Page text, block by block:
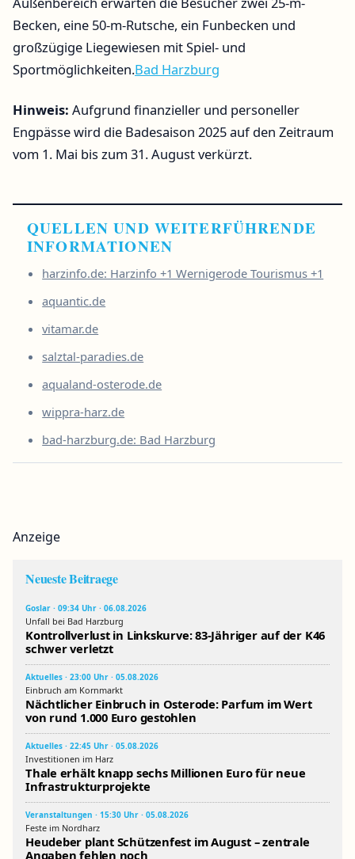
Becken, eine 50-m-Rutsche, ein Funbecken und
großzügige Liegewiesen mit Spiel- und
Sportmöglichkeiten.Bad Harzburg
Hinweis: Aufgrund finanzieller und personeller
Engpässe wird die Badesaison 2025 auf den Zeitraum
vom 1. Mai bis zum 31. August verkürzt.
QUELLEN UND WEITERFÜHRENDE
INFORMATIONEN
harzinfo.de: Harzinfo +1 Wernigerode Tourismus +1
aquantic.de
vitamar.de
salztal-paradies.de
aqualand-osterode.de
wippra-harz.de
bad-harzburg.de: Bad Harzburg
Anzeige
Neueste Beitraege
Goslar · 09:34 Uhr · 06.08.2026
Unfall bei Bad Harzburg
Kontrollverlust in Linkskurve: 83-Jähriger auf der K46
schwer verletzt
Aktuelles · 23:00 Uhr · 05.08.2026
Einbruch am Kornmarkt
Nächtlicher Einbruch in Osterode: Parfum im Wert
von rund 1.000 Euro gestohlen
Aktuelles · 22:45 Uhr · 05.08.2026
Investitionen im Harz
Thale erhält knapp sechs Millionen Euro für neue
Infrastrukturprojekte
Veranstaltungen · 15:30 Uhr · 05.08.2026
Feste im Nordharz
Heudeber plant Schützenfest im August – zentrale
Angaben fehlen noch